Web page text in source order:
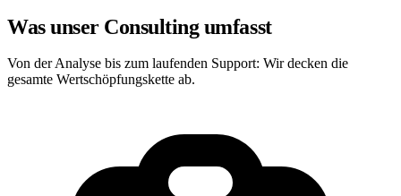
Was unser Consulting umfasst
Von der Analyse bis zum laufenden Support: Wir decken die
gesamte Wertschöpfungskette ab.